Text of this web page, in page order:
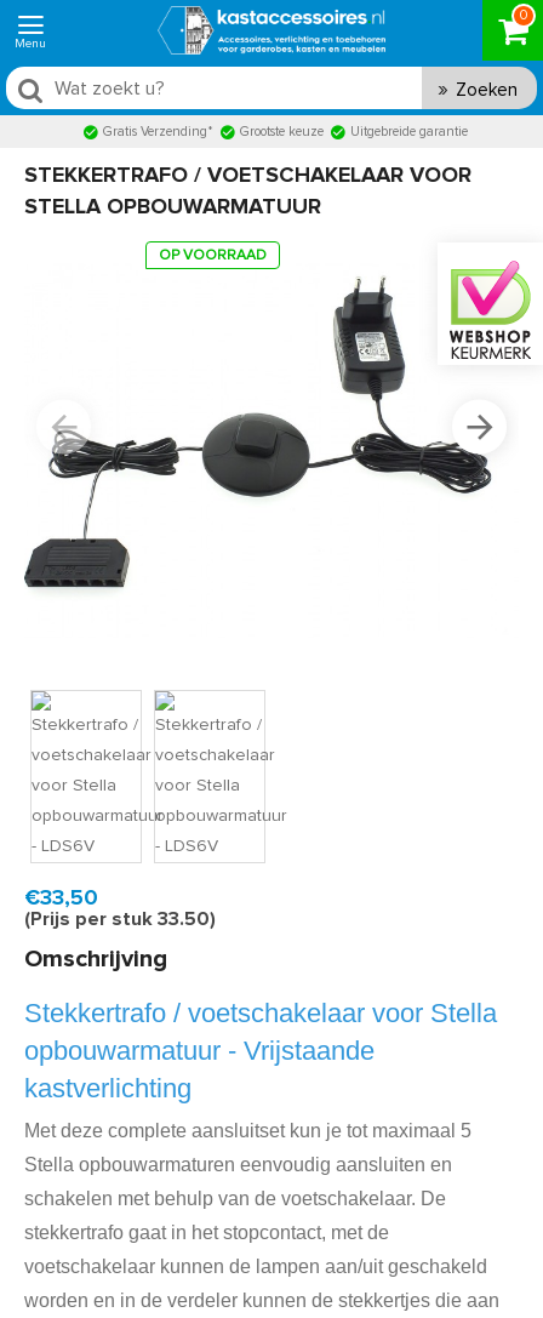
0
Zoeken
Gratis Verzending* Grootste keuze Uitgebreide garantie
STEKKERTRAFO / VOETSCHAKELAAR VOOR
STELLA OPBOUWARMATUUR
OP VOORRAAD
Snel in huis, 1 á 2 werkdagen
€33,50
(Prijs per stuk 33.50)
Omschrijving
Stekkertrafo / voetschakelaar voor Stella
opbouwarmatuur - Vrijstaande
kastverlichting
Met deze complete aansluitset kun je tot maximaal 5
Stella opbouwarmaturen eenvoudig aansluiten en
schakelen met behulp van de voetschakelaar. De
stekkertrafo gaat in het stopcontact, met de
voetschakelaar kunnen de lampen aan/uit geschakeld
worden en in de verdeler kunnen de stekkertjes die aan